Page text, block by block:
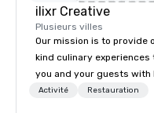
ilixr Creative
Plusieurs villes
Our mission is to provide
kind culinary experiences
you and your guests with
memories and satiated
Activité Restauration